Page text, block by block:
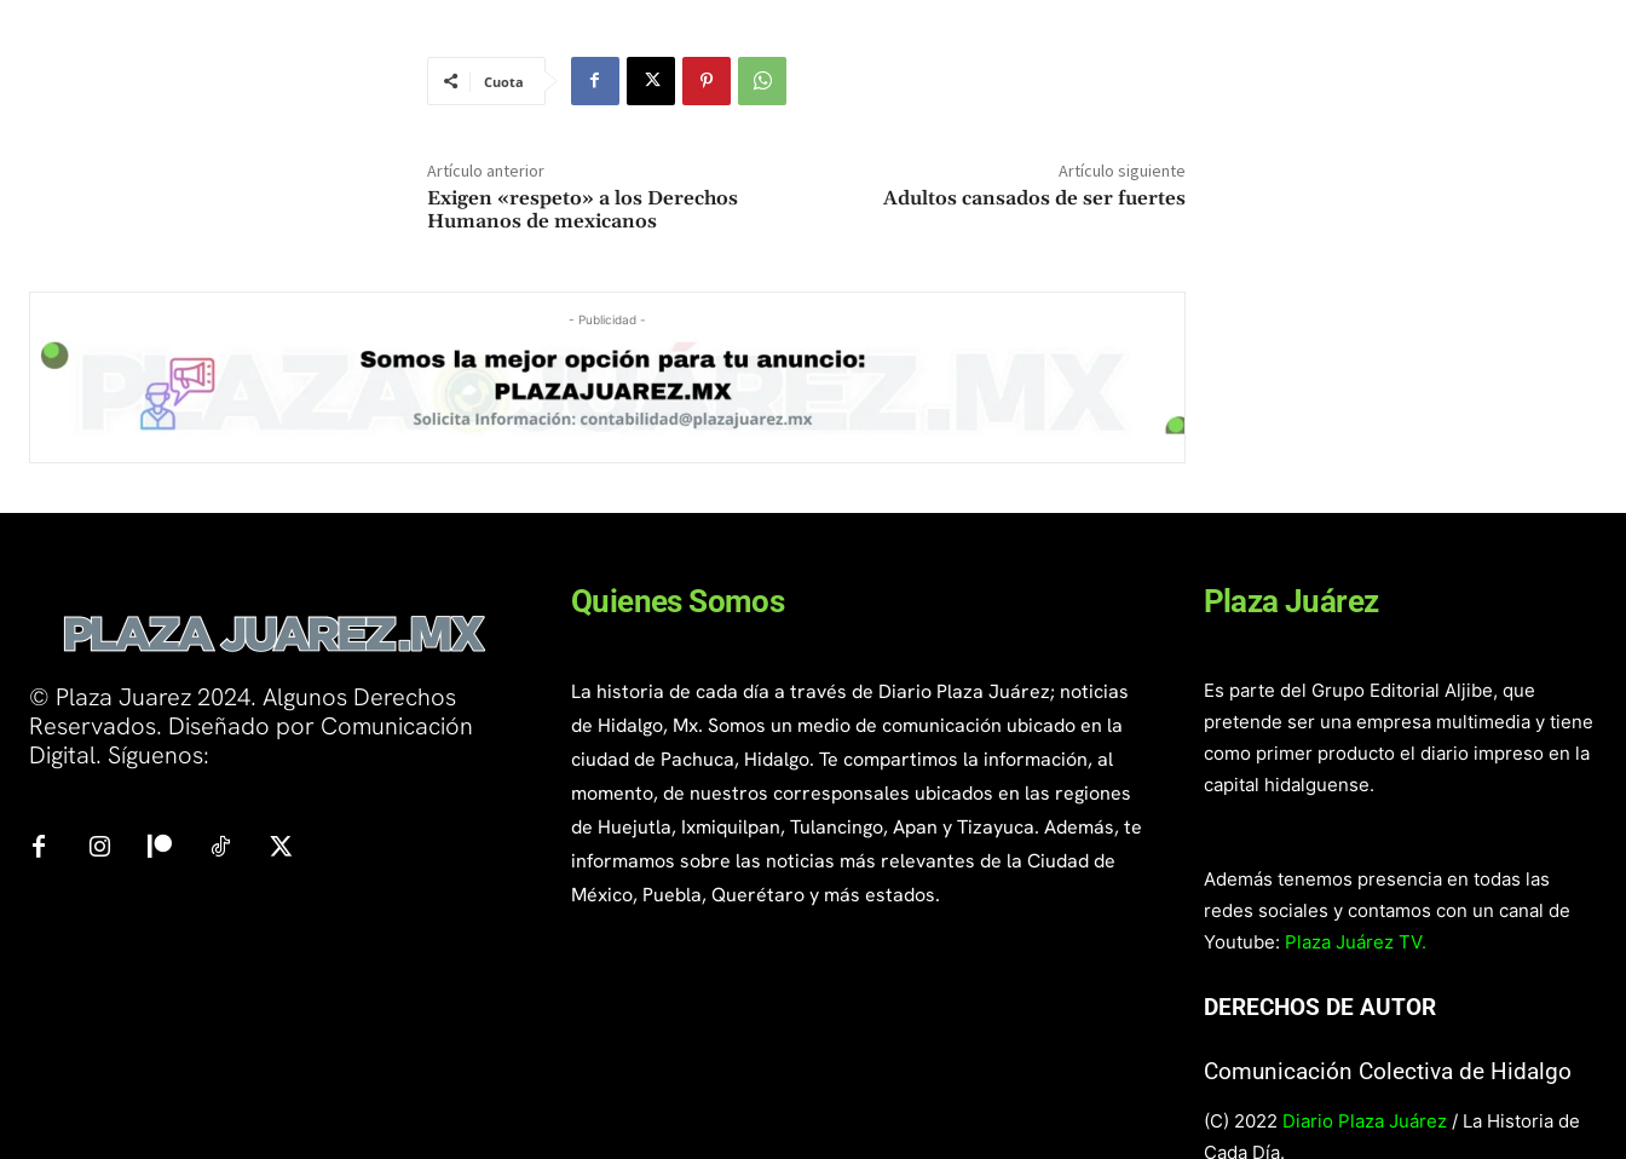
Cuota
Artículo anterior
Exigen «respeto» a los Derechos
Humanos de mexicanos
Artículo siguiente
Adultos cansados de ser fuertes
- Publicidad -
© Plaza Juarez 2024. Algunos Derechos
Reservados. Diseñado por Comunicación
Digital. Síguenos:
Quienes Somos
La historia de cada día a través de Diario Plaza Juárez; noticias
de Hidalgo, Mx. Somos un medio de comunicación ubicado en la
ciudad de Pachuca, Hidalgo. Te compartimos la información, al
momento, de nuestros corresponsales ubicados en las regiones
de Huejutla, Ixmiquilpan, Tulancingo, Apan y Tizayuca. Además, te
informamos sobre las noticias más relevantes de la Ciudad de
México, Puebla, Querétaro y más estados.
Plaza Juárez
Es parte del Grupo Editorial Aljibe, que
pretende ser una empresa multimedia y tiene
como primer producto el diario impreso en la
capital hidalguense.
Además tenemos presencia en todas las
redes sociales y contamos con un canal de
Youtube: Plaza Juárez TV.
DERECHOS DE AUTOR
Comunicación Colectiva de Hidalgo
(C) 2022 Diario Plaza Juárez / La Historia de
Cada Día.